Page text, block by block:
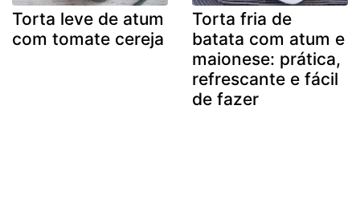
Torta leve de atum
com tomate cereja
Torta fria de
batata com atum e
maionese: prática,
refrescante e fácil
de fazer